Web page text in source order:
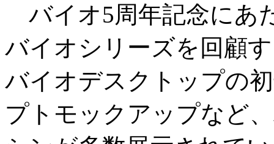
バイオ5周年記念にあ
バイオシリーズを回顧
バイオデスクトップの
プトモックアップなど